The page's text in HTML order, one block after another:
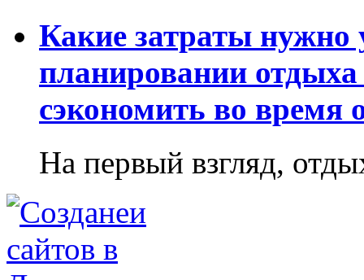
Какие затраты нужно
планировании
сэкономить во время
На первый взгляд,